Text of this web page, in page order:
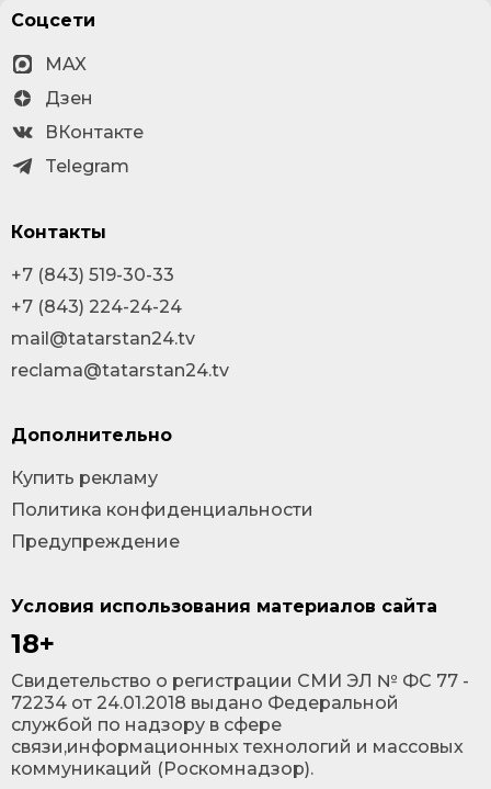
Условия использования материалов сайта
18+
Cвидетельство о регистрации СМИ ЭЛ № ФС 77 -
72234 от 24.01.2018 выдано Федеральной
службой по надзору в сфере
связи,информационных технологий и массовых
коммуникаций (Роскомнадзор).
Соцсети
MAX
Дзен
ВКонтакте
Telegram
Контакты
+7 (843) 519-30-33
+7 (843) 224-24-24
mail@tatarstan24.tv
reclama@tatarstan24.tv
Дополнительно
Купить рекламу
Политика конфиденциальности
Предупреждение